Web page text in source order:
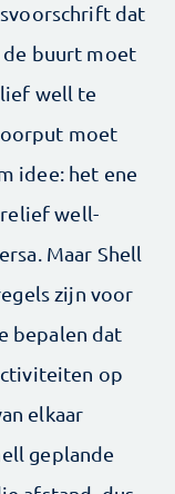
dat
buurt moet
well te
moet
idee: het ene
well-
Maar Shell
zijn voor
bepalen dat
op
elkaar
geplande